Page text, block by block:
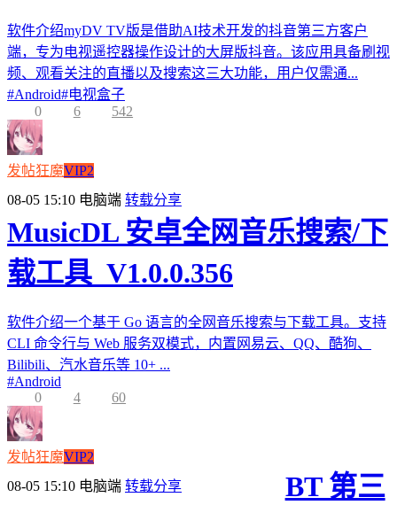
软件介绍myDV TV版是借助AI技术开发的抖音第三方客户
端，专为电视遥控器操作设计的大屏版抖音。该应用具备刷视
频、观看关注的直播以及搜索这三大功能，用户仅需通...
#Android#电视盒子
0
6 542
发帖狂魔VIP2
08-05 15:10 电脑端 转载分享
MusicDL 安卓全网音乐搜索/下
载工具_V1.0.0.356
软件介绍一个基于 Go 语言的全网音乐搜索与下载工具。支持
CLI 命令行与 Web 服务双模式，内置网易云、QQ、酷狗、
Bilibili、汽水音乐等 10+ ...
#Android
0
4 60
发帖狂魔VIP2
08-05 15:10 电脑端 转载分享
BT 第三